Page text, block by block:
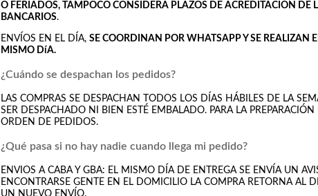
O FERIADOS, TAMPOCO CONSIDERA PLAZOS DE ACREDITACIÓN DE
BANCARIOS.
ENVÍOS EN EL DÍA, SE COORDINAN POR WHATSAPP Y SE REALIZAN
MISMO DíA.
¿Cuándo se despachan los pedidos?
LAS COMPRAS SE DESPACHAN TODOS LOS DÍAS HÁBILES DE LA
SER DESPACHADO NI BIEN ESTÉ EMBALADO. PARA LA
ORDEN DE PEDIDOS.
¿Qué pasa si no hay nadie cuando llega mi pedido?
ENVIOS A CABA Y GBA: EL MISMO DÍA DE ENTREGA SE ENVÍA UN
ENCONTRARSE GENTE EN EL DOMICILIO LA COMPRA RETORNA AL
UN NUEVO ENVÍO.